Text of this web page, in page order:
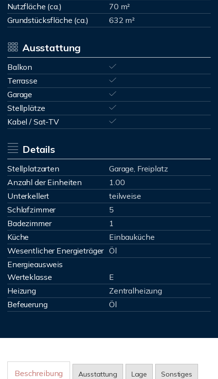
Nutzfläche (ca.)
70 m²
Grundstücksfläche (ca.)
632 m²
Ausstattung
Balkon
Terrasse
Garage
Stellplätze
Kabel / Sat-TV
Details
Stellplatzarten
Garage, Freiplatz
Anzahl der Einheiten
1.00
Unterkellert
teilweise
Schlafzimmer
5
Badezimmer
1
Küche
Einbauküche
Wesentlicher Energieträger Öl
Energieausweis
Werteklasse
E
Heizung
Zentralheizung
Befeuerung
Öl
Beschreibung Ausstattung Lage Sonstiges